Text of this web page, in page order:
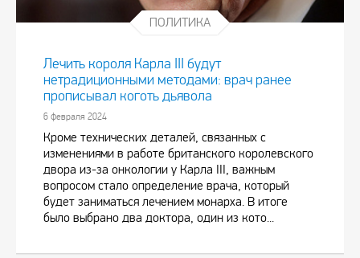
ПОЛИТИКА
Лечить короля Карла III будут
нетрадиционными методами: врач ранее
прописывал коготь дьявола
6 февраля 2024
Кроме технических деталей, связанных с
изменениями в работе британского королевского
двора из-за онкологии у Карла III, важным
вопросом стало определение врача, который
будет заниматься лечением монарха. В итоге
было выбрано два доктора, один из кото...